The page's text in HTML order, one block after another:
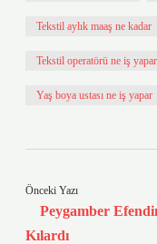
Tekstil aylık maaş ne kadar
Tekstil operatörü ne iş yapar
Yaş boya ustası ne iş yapar
Önceki Yazı
Peygamber
Kılardı